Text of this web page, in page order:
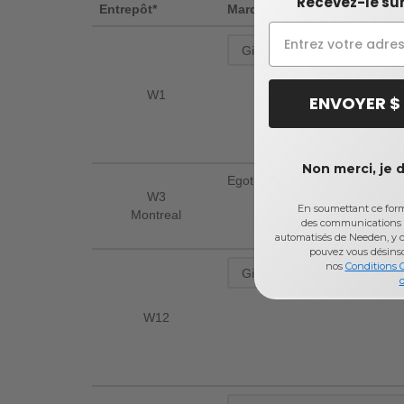
Entrepôt* Marques
W1
W3
Montreal
EgotierPro, Radsow, Roly
W12
ENVOYER
Non merci, je
En soumettant ce
des communications
automatisés de Needen, y
pouvez vous
nos Conditions